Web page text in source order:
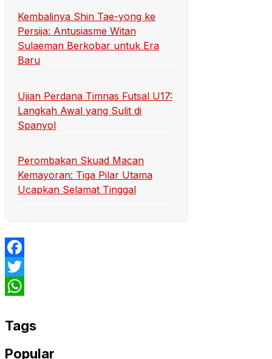
Kembalinya Shin Tae-yong ke
Persija: Antusiasme Witan
Sulaeman Berkobar untuk Era
Baru
Ujian Perdana Timnas Futsal U17:
Langkah Awal yang Sulit di
Spanyol
Perombakan Skuad Macan
Kemayoran: Tiga Pilar Utama
Ucapkan Selamat Tinggal
Facebook
Twitter
Tags
Popular